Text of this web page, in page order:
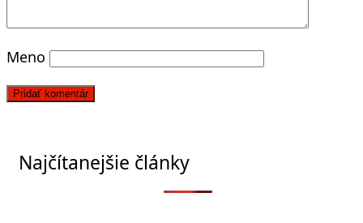
Meno
Najčítanejšie články